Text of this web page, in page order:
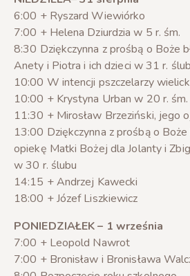
6:00 + Ryszard Wiewiórko
7:00 + Helena Dziurdzia w 5 r. śm.
8:30 Dziękczynna z prośbą o Boże
Anety i Piotra i ich dzieci w 31 r.
10:00 W intencji pszczelarzy
10:00 + Krystyna Urban w 20 r. śm.
11:30 + Mirosław Brzeziński, jego
13:00 Dziękczynna z prośbą o
opiekę Matki Bożej dla Jolanty i
w 30 r. ślubu
14:15 + Andrzej Kawecki
18:00 + Józef Liszkiewicz
PONIEDZIAŁEK – 1 września
7:00 + Leopold Nawrot
7:00 + Bronisław i Bronisława